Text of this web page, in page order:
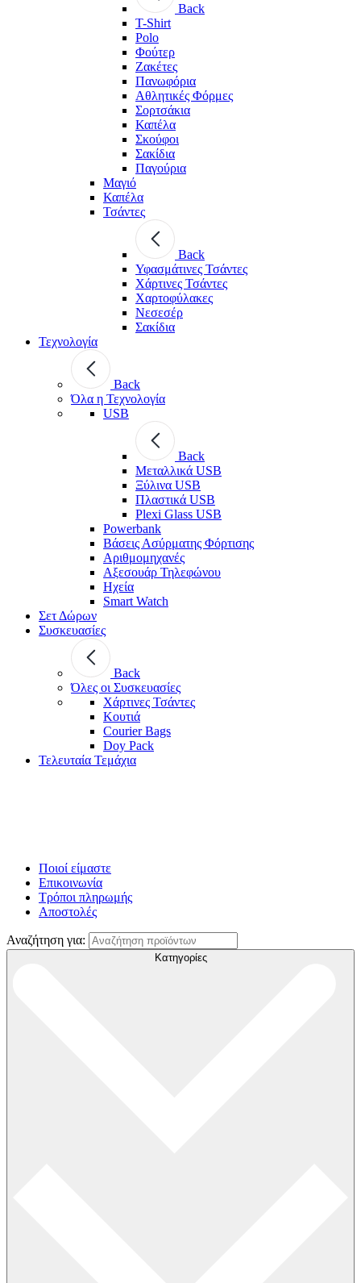
Back
T-Shirt
Polo
Φούτερ
Ζακέτες
Πανωφόρια
Αθλητικές Φόρμες
Σορτσάκια
Καπέλα
Σκούφοι
Σακίδια
Παγούρια
Μαγιό
Καπέλα
Τσάντες
Back
Υφασμάτινες Τσάντες
Χάρτινες Τσάντες
Χαρτοφύλακες
Νεσεσέρ
Σακίδια
Τεχνολογία
Back
Όλα η Τεχνολογία
USB
Back
Μεταλλικά USB
Ξύλινα USB
Πλαστικά USB
Plexi Glass USB
Powerbank
Βάσεις Ασύρματης Φόρτισης
Αριθμομηχανές
Αξεσουάρ Τηλεφώνου
Ηχεία
Smart Watch
Σετ Δώρων
Συσκευασίες
Back
Όλες οι Συσκευασίες
Χάρτινες Τσάντες
Κουτιά
Courier Bags
Doy Pack
Τελευταία Τεμάχια
Ποιοί είμαστε
Επικοινωνία
Τρόποι πληρωμής
Αποστολές
Αναζήτηση για:
Κατηγορίες